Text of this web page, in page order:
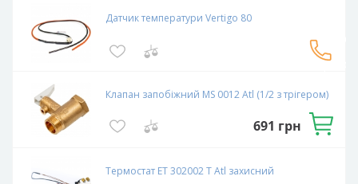
Датчик температури Vertigo 80
Зв`язатися
з
експертом
Клапан запобіжний MS 0012 Atl (1/2 з трігером)
691 грн
Термостат ET 302002 T Atl захисний